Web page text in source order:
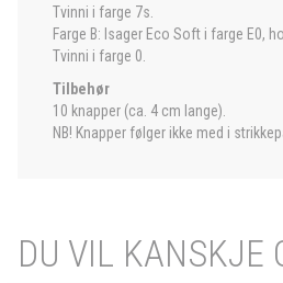
Tvinni i farge 7s.
Farge B: Isager Eco Soft i farge E0,
Tvinni i farge 0.
Tilbehør
10 knapper (ca. 4 cm lange).
NB! Knapper følger ikke med i
DU VIL KANSKJE